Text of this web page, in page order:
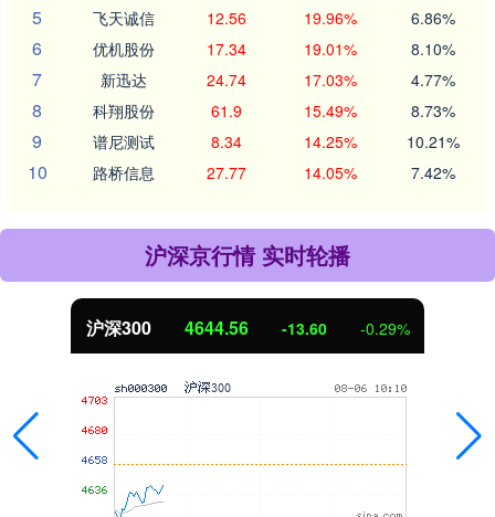
5 飞天诚信 12.56 19.96% 6.86%
6 优机股份 17.34 19.01% 8.10%
7 新迅达 24.74 17.03% 4.77%
8 科翔股份 61.9 15.49% 8.73%
9 谱尼测试 8.34 14.25% 10.21%
10 路桥信息 27.77 14.05% 7.42%
沪深京行情 实时轮播
北证50 1124.82 5.36 0.48%